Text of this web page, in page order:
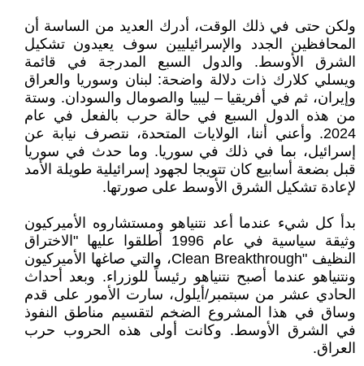
ولكن حتى في ذلك الوقت، أدرك العديد من الساسة أن
المحافظين الجدد والإسرائيليين سوف يعيدون تشكيل
الشرق الأوسط. والدول السبع المدرجة في قائمة
ويسلي كلارك ذات دلالة واضحة: لبنان وسوريا والعراق
وإيران، ثم في أفريقيا – ليبيا والصومال والسودان. وستة
من هذه الدول السبع في حالة حرب بالفعل في عام
2024. وأعني أننا، الولايات المتحدة، نتصرف نيابة عن
إسرائيل، بما في ذلك في سوريا. وما حدث في سوريا
قبل بضعة أسابيع كان تتويجا لجهود إسرائيلية طويلة الأمد
لإعادة تشكيل الشرق الأوسط على صورتها.
بدأ كل شيء عندما أعد نتنياهو ومستشاروه الأميركيون
وثيقة سياسية في عام 1996 أطلقوا عليها "الاختراق
النظيف "Clean Breakthrough، والتي صاغها الأميركيون
ونتنياهو عندما أصبح نتنياهو رئيساً للوزراء. وبعد أحداث
الحادي عشر من سبتمبر/أيلول، سارت الأمور على قدم
وساق في هذا المشروع الضخم لتقسيم مناطق النفوذ
في الشرق الأوسط. وكانت أولى هذه الحروب حرب
العراق.